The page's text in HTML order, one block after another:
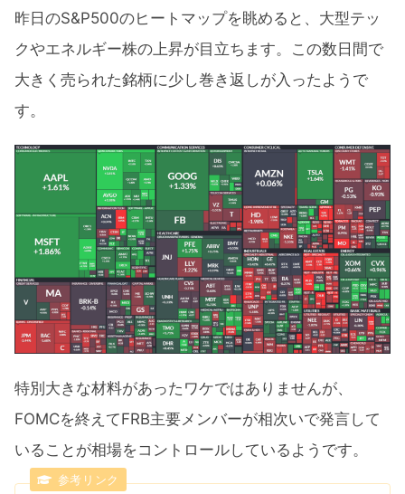
昨日のS&P500のヒートマップを眺めると、大型テッ
クやエネルギー株の上昇が目立ちます。この数日間で
大きく売られた銘柄に少し巻き返しが入ったようで
す。
特別大きな材料があったワケではありませんが、
FOMCを終えてFRB主要メンバーが相次いで発言して
いることが相場をコントロールしているようです。